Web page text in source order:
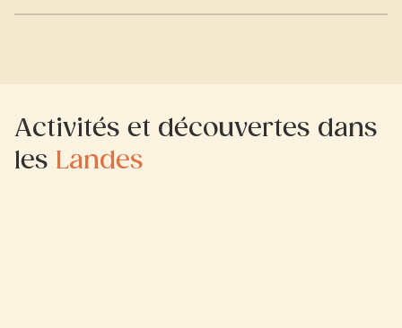
Activités et découvertes dans
les
Landes